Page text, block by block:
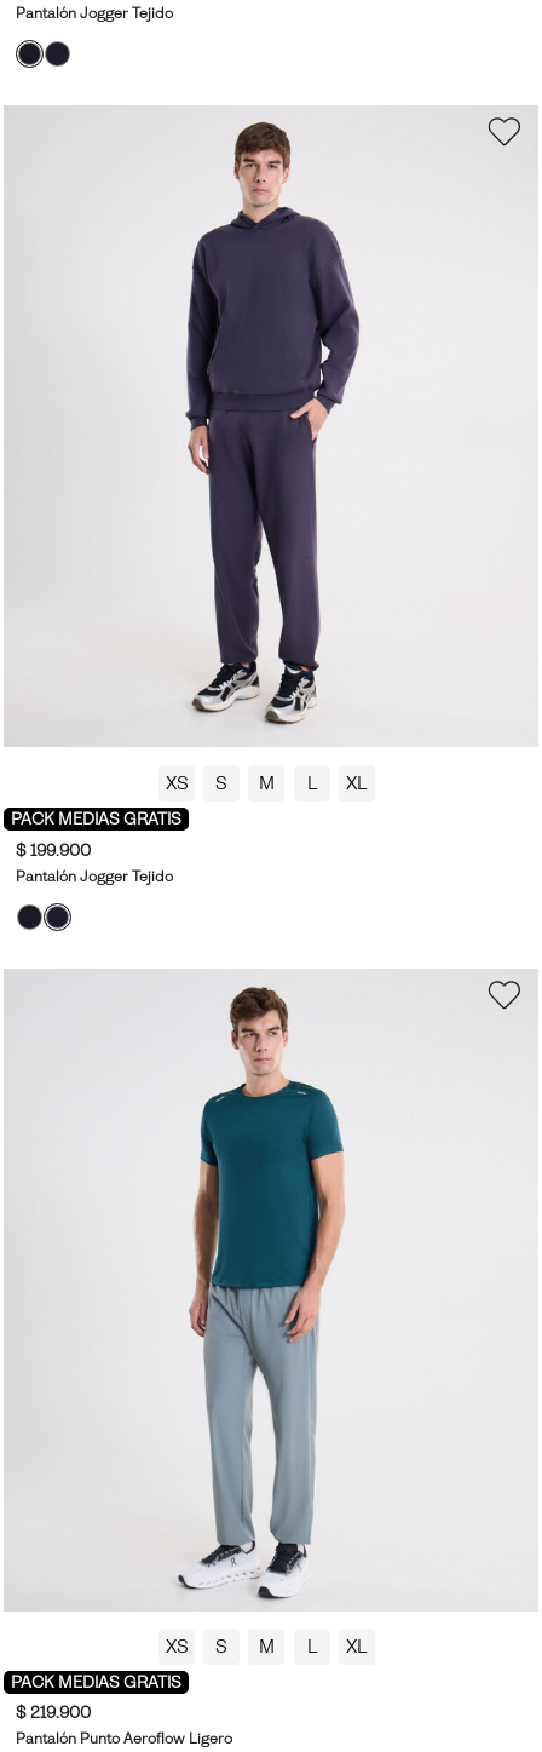
Pantalón Jogger Tejido
XS S M L XL
PACK MEDIAS GRATIS
$ 199.900
Pantalón Jogger Tejido
XS S M L XL
PACK MEDIAS GRATIS
$ 219.900
Pantalón Punto Aeroflow Ligero